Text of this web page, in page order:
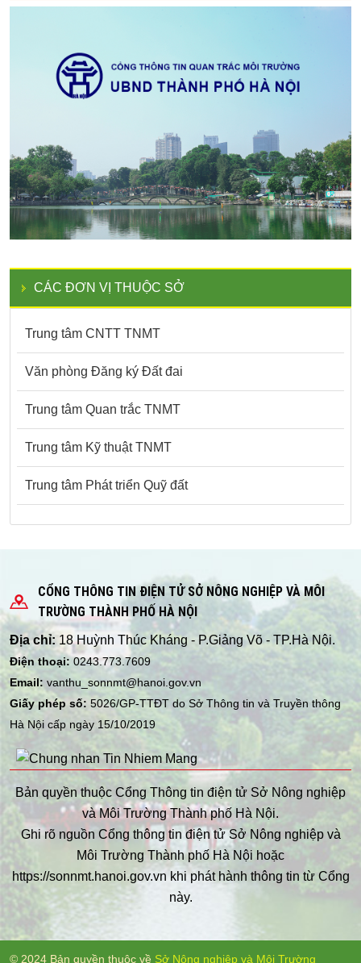
CÁC ĐƠN VỊ THUỘC SỞ
Trung tâm CNTT TNMT
Văn phòng Đăng ký Đất đai
Trung tâm Quan trắc TNMT
Trung tâm Kỹ thuật TNMT
Trung tâm Phát triển Quỹ đất
CỔNG THÔNG TIN ĐIỆN TỬ SỞ NÔNG NGHIỆP VÀ MÔI
TRƯỜNG THÀNH PHỐ HÀ NỘI
Địa chỉ: 18 Huỳnh Thúc Kháng - P.Giảng Võ - TP.Hà Nội.
Điện thoại: 0243.773.7609
Email: vanthu_sonnmt@hanoi.gov.vn
Giấy phép số: 5026/GP-TTĐT do Sở Thông tin và Truyền thông
Hà Nội cấp ngày 15/10/2019
Bản quyền thuộc Cổng Thông tin điện tử Sở Nông nghiệp
và Môi Trường Thành phố Hà Nội.
Ghi rõ nguồn Cổng thông tin điện tử Sở Nông nghiệp và
Môi Trường Thành phố Hà Nội hoặc
https://sonnmt.hanoi.gov.vn khi phát hành thông tin từ Cổng
này.
© 2024 Bản quyền thuộc về Sở Nông nghiệp và Môi Trường